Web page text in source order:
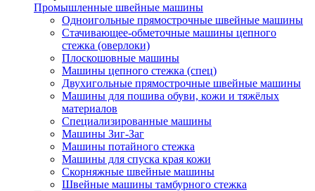
Промышленные швейные машины
Одноигольные прямострочные швейные машины
Стачивающее-обметочные машины цепного
стежка (оверлоки)
Плоскошовные машины
Машины цепного стежка (спец)
Двухигольные прямострочные швейные машины
Машины для пошива обуви, кожи и тяжёлых
материалов
Специализированные машины
Машины Зиг-Заг
Машины потайного стежка
Машины для спуска края кожи
Скорняжные швейные машины
Швейные машины тамбурного стежка